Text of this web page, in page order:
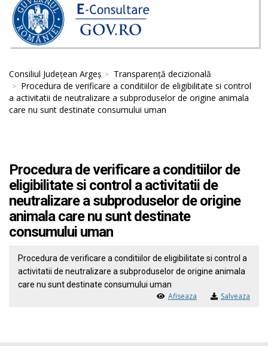
Consiliul Județean Argeș
Transparență decizională
Procedura de verificare a conditiilor de eligibilitate si control
a activitatii de neutralizare a subproduselor de origine animala
care nu sunt destinate consumului uman
Procedura de verificare a conditiilor de
eligibilitate si control a activitatii de
neutralizare a subproduselor de origine
animala care nu sunt destinate
consumului uman
Procedura de verificare a conditiilor de eligibilitate si control a
activitatii de neutralizare a subproduselor de origine animala
care nu sunt destinate consumului uman
Afiseaza Salveaza